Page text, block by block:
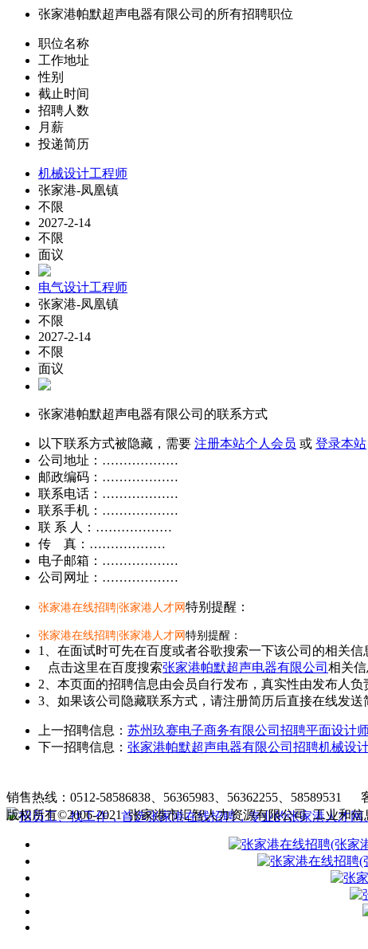
张家港帕默超声电器有限公司的所有招聘职位
职位名称
工作地址
性别
截止时间
招聘人数
月薪
投递简历
机械设计工程师
张家港-凤凰镇
不限
2027-2-14
不限
面议
电气设计工程师
张家港-凤凰镇
不限
2027-2-14
不限
面议
张家港帕默超声电器有限公司的联系方式
以下联系方式被隐藏，需要 注册本站个人会员 或 登录本站
公司地址：………………
邮政编码：………………
联系电话：………………
联系手机：………………
联 系 人：………………
传 真：………………
电子邮箱：………………
公司网址：………………
张家港在线招聘|张家港人才网 特别提醒：
张家港在线招聘|张家港人才网 特别提醒：
1、在面试时可先在百度或者谷歌搜索一下该公司的相关
点击这里在百度搜索张家港帕默超声电器有限公司 相关信
2、本页面的招聘信息由会员自行发布，真实性由发布人
3、如果该公司隐藏联系方式，请注册简历后直接在线发送
上一招聘信息： 苏州玖赛电子商务有限公司招聘平面设计
下一招聘信息： 张家港帕默超声电器有限公司招聘机械设
销售热线：0512-58586838、56365983、56362255、58589531
客
版权所有©2006-2021 张家港市汇智人力资源有限公司工业和信